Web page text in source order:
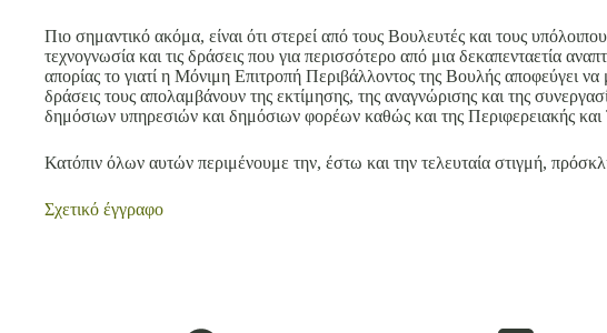
Πιο σημαντικό ακόμα, είναι ότι στερεί από τους Βουλευτές και τους
τεχνογνωσία και τις δράσεις που για περισσότερο από μια δεκαπενταετία
απορίας το γιατί η Μόνιμη Επιτροπή Περιβάλλοντος της Βουλής αποφεύγει
δράσεις τους απολαμβάνουν της εκτίμησης, της αναγνώρισης και της
δημόσιων υπηρεσιών και δημόσιων φορέων καθώς και της Περιφερειακής
Κατόπιν όλων αυτών περιμένουμε την, έστω και την τελευταία στιγμή,
Σχετικό έγγραφο